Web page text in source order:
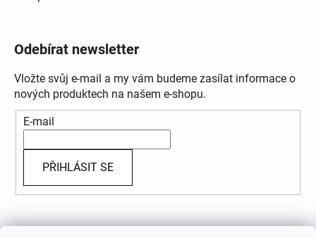
Odebírat newsletter
Vložte svůj e-mail a my vám budeme zasílat informace o
nových produktech na našem e-shopu.
E-mail
PŘIHLÁSIT SE